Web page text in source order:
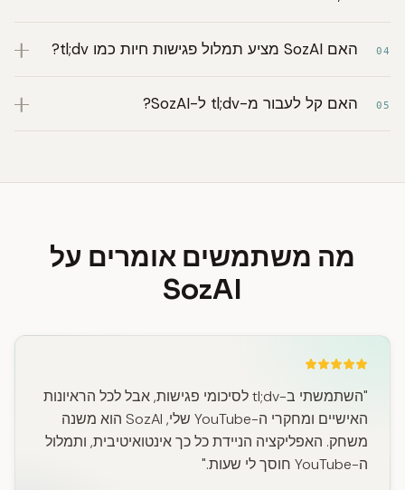
04 האם SozAI מציע תמלול פגישות חיות כמו tl;dv?
05 האם קל לעבור מ-tl;dv ל-SozAI?
מה משתמשים אומרים על
SozAI
"השתמשתי ב-tl;dv לסיכומי פגישות, אבל לכל הראיונות
האישיים ומחקרי ה-YouTube שלי, SozAI הוא משנה
משחק. האפליקציה הניידת כל כך אינטואיטיבית, ותמלול
ה-YouTube חוסך לי שעות."